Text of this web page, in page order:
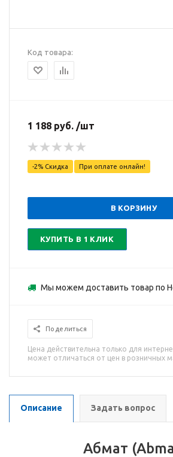
Код товара:
1 188 руб. /шт
-2% Скидка При оплате онлайн!
В КОРЗИНУ
КУПИТЬ В 1 КЛИК
Мы можем доставить товар по
Поделиться
Цена действительна только для
может отличаться от цен в розничных
Описание Задать вопрос
Абмат